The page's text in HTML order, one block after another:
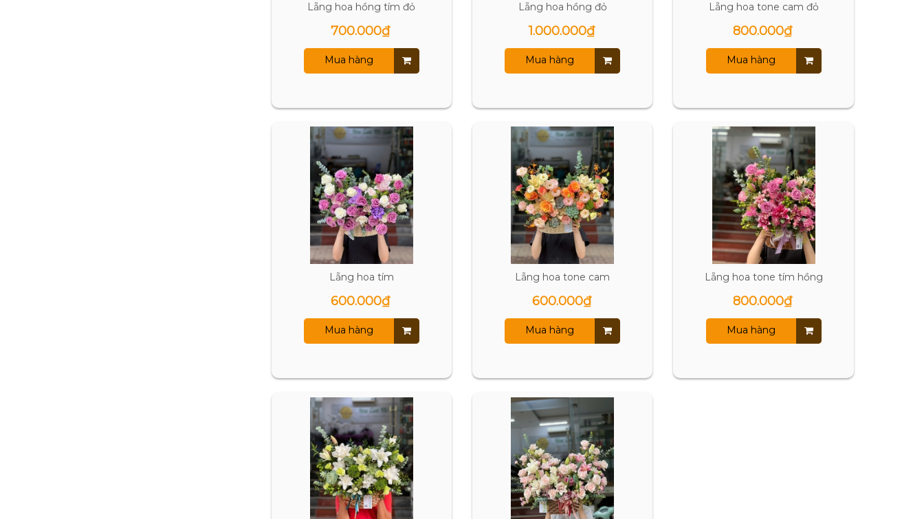
Lẵng hoa hồng tím đỏ
700.000₫
Mua hàng
Lẵng hoa hồng đỏ
1.000.000₫
Mua hàng
Lẵng hoa tone cam đỏ
800.000₫
Mua hàng
Lẵng hoa tím
600.000₫
Mua hàng
Lẵng hoa tone cam
600.000₫
Mua hàng
Lẵng hoa tone tím hồng
800.000₫
Mua hàng